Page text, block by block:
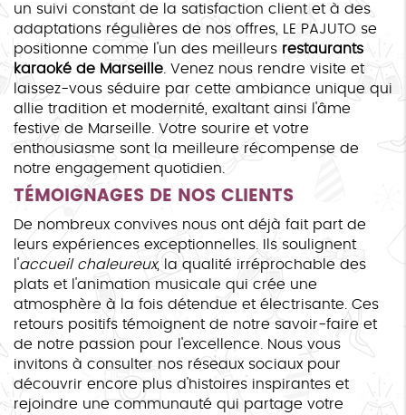
un suivi constant de la satisfaction client et à des
adaptations régulières de nos offres, LE PAJUTO se
positionne comme l'un des meilleurs restaurants
karaoké de Marseille . Venez nous rendre visite et
laissez-vous séduire par cette ambiance unique qui
allie tradition et modernité, exaltant ainsi l'âme
festive de Marseille. Votre sourire et votre
enthousiasme sont la meilleure récompense de
notre engagement quotidien.
TÉMOIGNAGES DE NOS CLIENTS
De nombreux convives nous ont déjà fait part de
leurs expériences exceptionnelles. Ils soulignent
l'accueil chaleureux, la qualité irréprochable des
plats et l'animation musicale qui crée une
atmosphère à la fois détendue et électrisante. Ces
retours positifs témoignent de notre savoir-faire et
de notre passion pour l'excellence. Nous vous
invitons à consulter nos réseaux sociaux pour
découvrir encore plus d'histoires inspirantes et
rejoindre une communauté qui partage votre